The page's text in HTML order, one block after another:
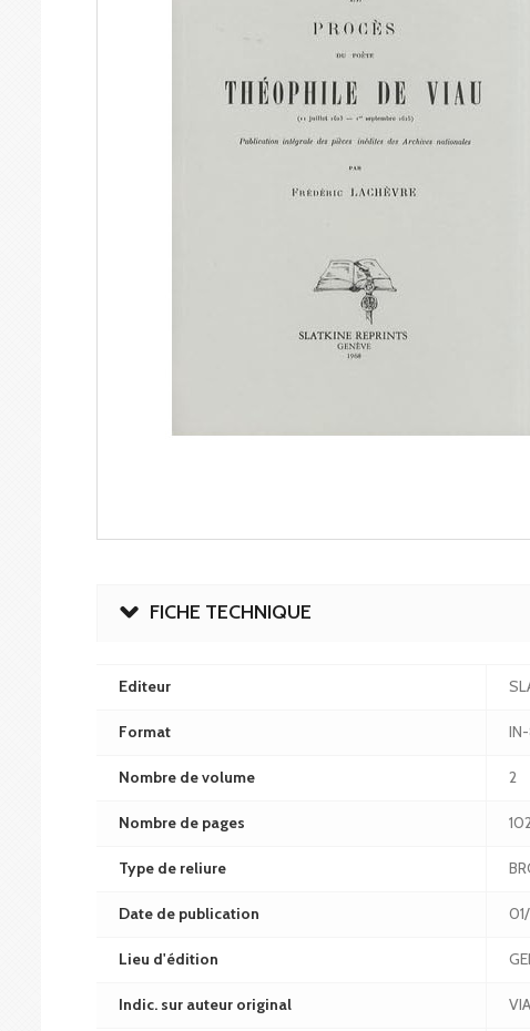
FICHE TECHNIQUE
Editeur
Format
Nombre de volume 2
Nombre de pages
Type de reliure
Date de publication
Lieu d'édition
Indic. sur auteur original